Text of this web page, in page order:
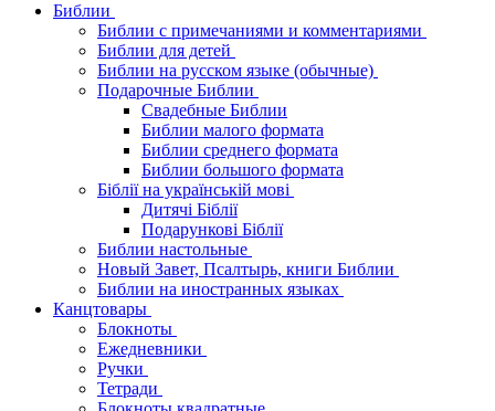
Библии
Библии с примечаниями и комментариями
Библии для детей
Библии на русском языке (обычные)
Подарочные Библии
Свадебные Библии
Библии малого формата
Библии среднего формата
Библии большого формата
Біблії на українській мові
Дитячі Біблії
Подарункові Біблії
Библии настольные
Новый Завет, Псалтырь, книги Библии
Библии на иностранных языках
Канцтовары
Блокноты
Ежедневники
Ручки
Тетради